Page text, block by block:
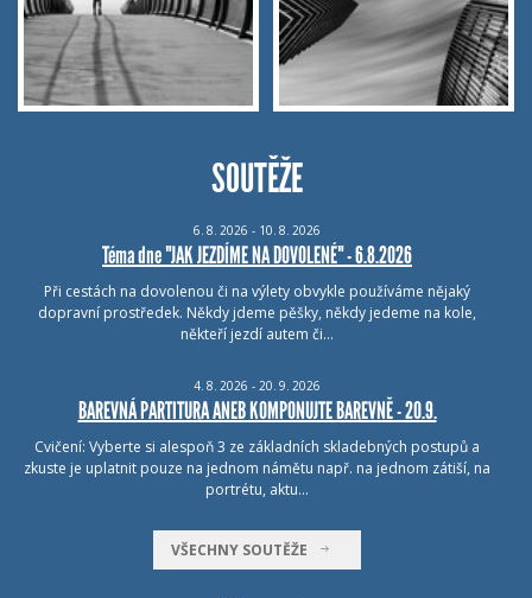
SOUTĚŽE
6. 8. 2026 - 10. 8. 2026
Téma dne "JAK JEZDÍME NA DOVOLENÉ" - 6.8.2026
Při cestách na dovolenou či na výlety obvykle používáme nějaký
dopravní prostředek. Někdy jdeme pěšky, někdy jedeme na kole,
někteří jezdí autem či…
4. 8. 2026 - 20. 9. 2026
BAREVNÁ PARTITURA ANEB KOMPONUJTE BAREVNĚ - 20.9.
Cvičení: Vyberte si alespoň 3 ze základních skladebných postupů a
zkuste je uplatnit pouze na jednom námětu např. na jednom zátiší, na
portrétu, aktu…
VŠECHNY SOUTĚŽE